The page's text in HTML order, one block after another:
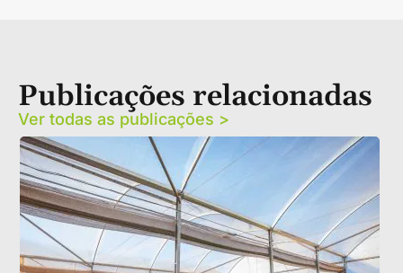
Publicações relacionadas
Ver todas as publicações >